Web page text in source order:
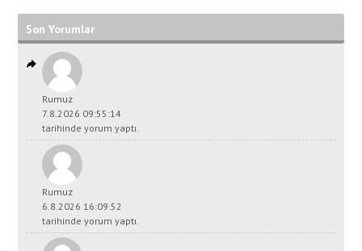
Son Yorumlar
Rumuz
7.8.2026 09:55:14
tarihinde yorum yaptı.
Rumuz
6.8.2026 16:09:52
tarihinde yorum yaptı.